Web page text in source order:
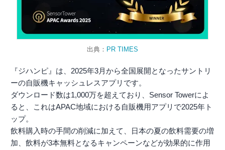
出典： PR TIMES
『ジハンピ』は、2025年3月から全国展開となったサントリ
ーの自販機キャッシュレスアプリです。
ダウンロード数は1,000万を超えており、Sensor Towerによ
ると、これはAPAC地域における自販機用アプリで2025年ト
ップ。
飲料購入時の手間の削減に加えて、日本の夏の飲料需要の増
加、飲料が3本無料となるキャンペーンなどが効果的に作用